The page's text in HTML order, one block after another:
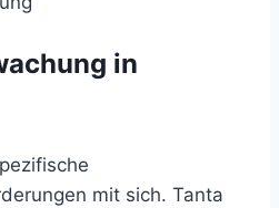
in
mit sich. Tanta